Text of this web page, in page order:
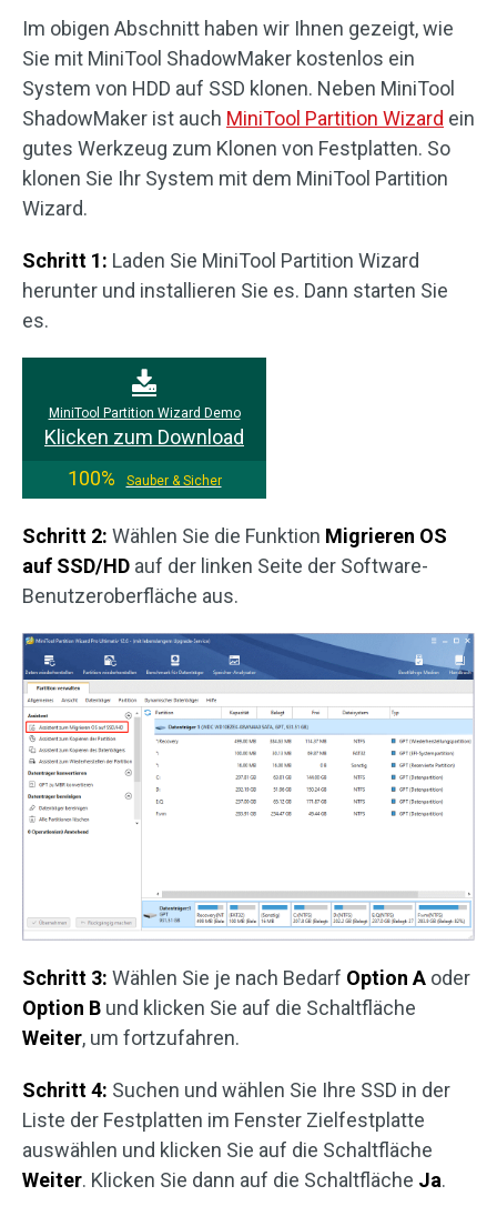
Im obigen Abschnitt haben wir Ihnen gezeigt, wie
Sie mit MiniTool ShadowMaker kostenlos ein
System von HDD auf SSD klonen. Neben MiniTool
ShadowMaker ist auch MiniTool Partition Wizard ein
gutes Werkzeug zum Klonen von Festplatten. So
klonen Sie Ihr System mit dem MiniTool Partition
Wizard.
Schritt 1: Laden Sie MiniTool Partition Wizard
herunter und installieren Sie es. Dann starten Sie
es.
MiniTool Partition Wizard Demo
Klicken zum Download
100%
Sauber & Sicher
Schritt 2: Wählen Sie die Funktion Migrieren OS
auf SSD/HD auf der linken Seite der Software-
Benutzeroberfläche aus.
Schritt 3: Wählen Sie je nach Bedarf Option A oder
Option B und klicken Sie auf die Schaltfläche
Weiter, um fortzufahren.
Schritt 4: Suchen und wählen Sie Ihre SSD in der
Liste der Festplatten im Fenster Zielfestplatte
auswählen und klicken Sie auf die Schaltfläche
Weiter. Klicken Sie dann auf die Schaltfläche Ja.